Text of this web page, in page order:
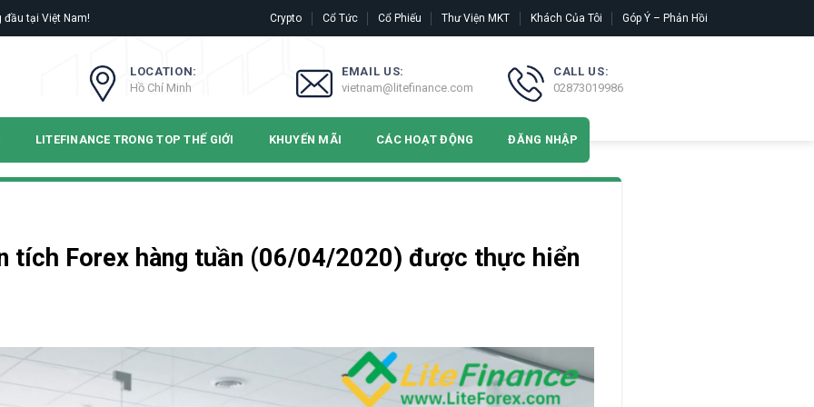
đầu tại Việt Nam! Crypto Cổ Tức Cổ Phiếu Thư Viện MKT Khách Của Tôi Góp Ý – Phản Hồi
LOCATION:
Hồ Chí Minh
EMAIL US:
vietnam@litefinance.com
CALL US:
02873019986
LITEFINANCE TRONG TOP THẾ GIỚI KHUYẾN MÃI CÁC HOẠT ĐỘNG ĐĂNG NHẬP
tích Forex hàng tuần (06/04/2020) được thực hiển